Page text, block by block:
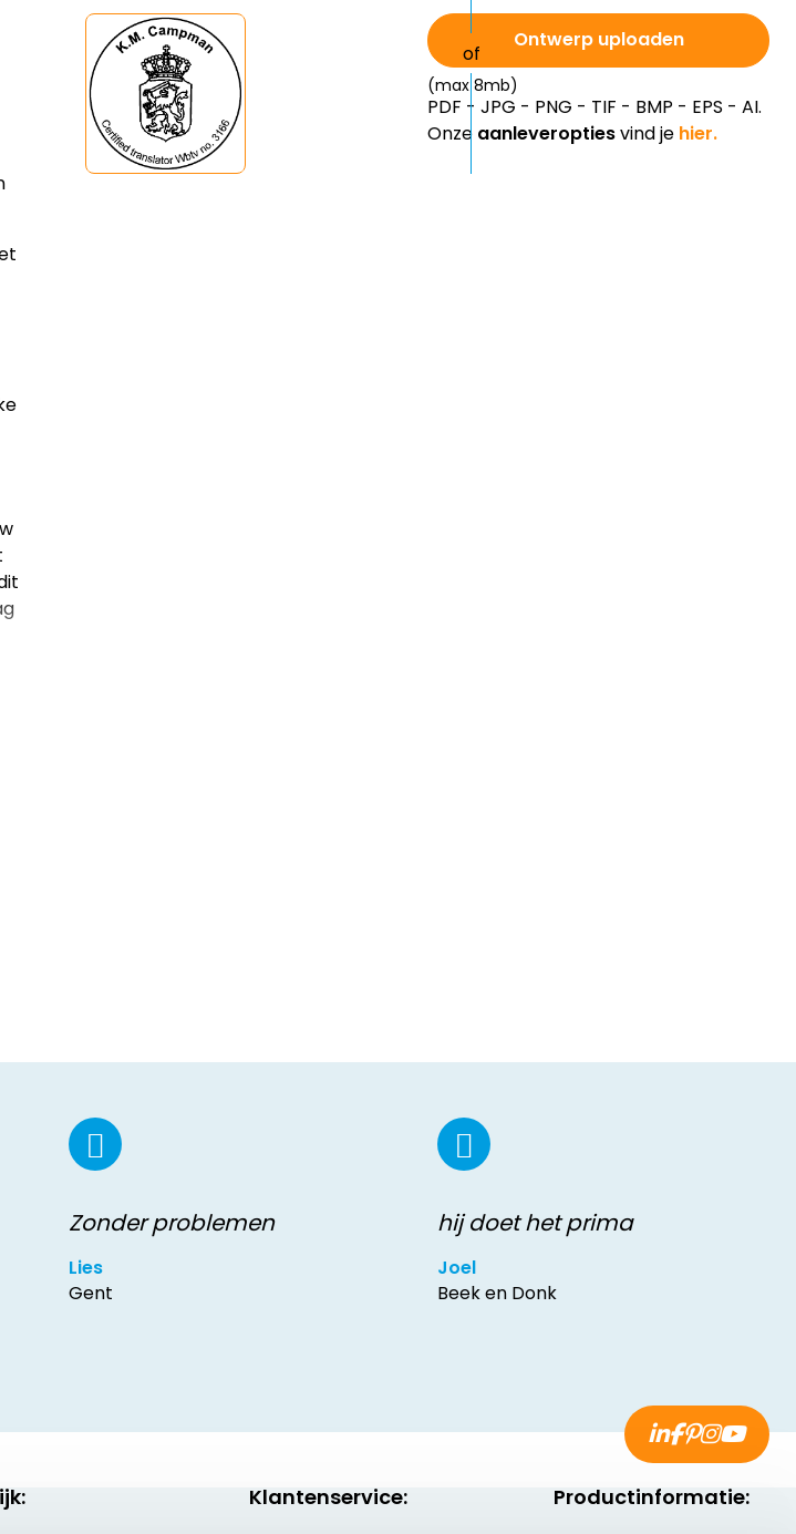
Ontwerp uploaden
(max 8mb)
PDF - JPG - PNG - TIF - BMP - EPS - AI.
Onze aanleveroptiesvind je hier.
Zonder problemen
Lies
Gent
hij doet het prima
Joel
Beek en Donk
Klantenservice: Productinformatie: